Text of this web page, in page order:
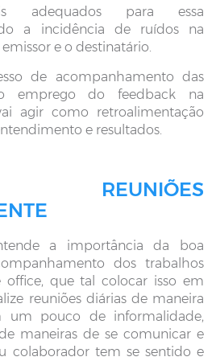
adequados para essa
a incidência de ruídos na
e o destinatário.
de acompanhamento das
emprego do feedback na
agir como retroalimentação
e resultados.
REUNIÕES
a importância da boa
dos trabalhos
office, que tal colocar isso em
reuniões diárias de maneira
um pouco de informalidade,
maneiras de se comunicar e
colaborador tem se sentido e